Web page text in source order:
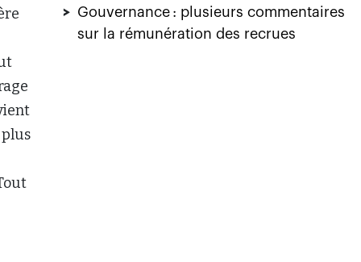
plus
> Gouvernance : plusieurs commentaires
sur la rémunération des recrues